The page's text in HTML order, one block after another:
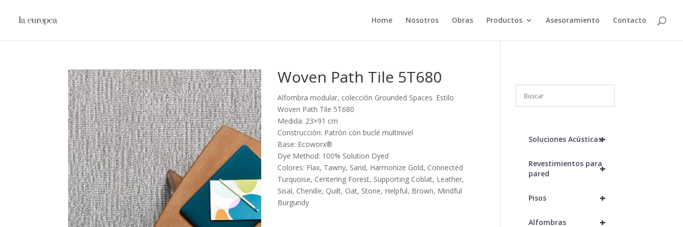
Home Nosotros Obras Productos Asesoramiento Contacto
Woven Path Tile 5T680
Alfombra modular, colección Grounded Spaces. Estilo
Woven Path Tile 5T680
Medida: 23×91 cm
Construcción: Patrón con buclé multinivel
Base: Ecoworx®
Dye Method: 100% Solution Dyed
Colores: Flax, Tawny, Sand, Harmonize Gold, Connected
Turquoise, Centering Forest, Supporting Coblat, Leather,
Sisal, Chenille, Quilt, Oat, Stone, Helpful, Brown, Mindful
Burgundy
+
Soluciones Acústicas
+
Revestimientos para
pared
+
Pisos
+
Alfombras